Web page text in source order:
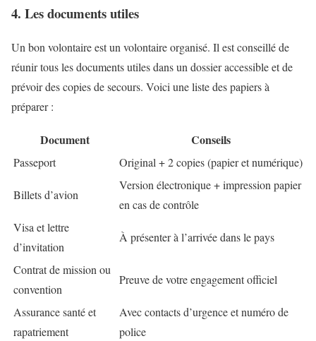
4. Les documents utiles
Un bon volontaire est un volontaire organisé. Il est conseillé de
réunir tous les documents utiles dans un dossier accessible et de
prévoir des copies de secours. Voici une liste des papiers à
préparer :
Document Conseils
Passeport Original + 2 copies (papier et numérique)
Billets d’avion
Version électronique + impression papier
en cas de contrôle
Visa et lettre
d’invitation
À présenter à l’arrivée dans le pays
Contrat de mission ou
convention
Preuve de votre engagement officiel
Assurance santé et
rapatriement
Avec contacts d’urgence et numéro de
police